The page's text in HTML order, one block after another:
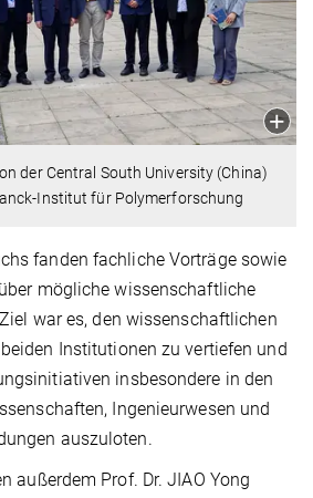
der Central South University (China)
Institut für Polymerforschung
fanden fachliche Vorträge sowie
mögliche wissenschaftliche
war es, den wissenschaftlichen
Institutionen zu vertiefen und
insbesondere in den
Ingenieurwesen und
auszuloten.
außerdem Prof. Dr. JIAO Yong